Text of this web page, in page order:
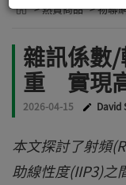
> 熱賣商品 > 物聯
雜訊係數
重 實現
2026-04-15 David
本文探討了射頻
助線性度(IIP3)之
您
E-
mail